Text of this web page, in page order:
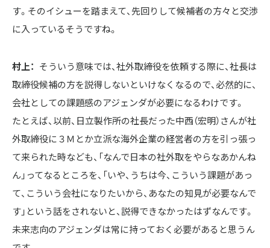
す。そのイシューを踏まえて、先回りして候補者の方々と交渉
に入っているそうですね。
村上：
そういう意味では、社外取締役を依頼する際に、社長は
取締役候補の方を説得しないといけなくなるので、必然的に、
会社としての課題感のアジェンダが必要になるわけです。
たとえば、以前、日立製作所の社長だった中西（宏明）さんが社
外取締役に３Ｍとか立派な海外企業の経営者の方を引っ張っ
て来られた時なども、「なんで日本の社外取をやらなあかんね
ん」ってなるところを、「いや、うちは今、こういう課題があっ
て、こういう会社になりたいから、あなたの知見が必要なんで
す」という話をされないと、説得できなかったはずなんです。
未来志向のアジェンダは常に持っておく必要があると思うん